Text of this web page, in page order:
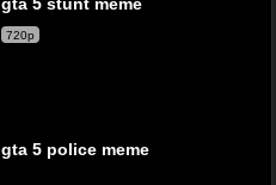
720p
gta 5 police meme